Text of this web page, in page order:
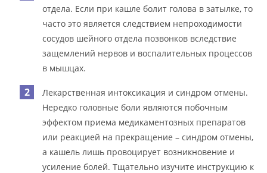
отдела. Если при кашле болит голова в затылке, то
часто это является следствием непроходимости
сосудов шейного отдела позвонков вследствие
защемлений нервов и воспалительных процессов
в мышцах.
Лекарственная интоксикация и синдром отмены.
Нередко головные боли являются побочным
эффектом приема медикаментозных препаратов
или реакцией на прекращение – синдром отмены,
а кашель лишь провоцирует возникновение и
усиление болей. Тщательно изучите инструкцию к